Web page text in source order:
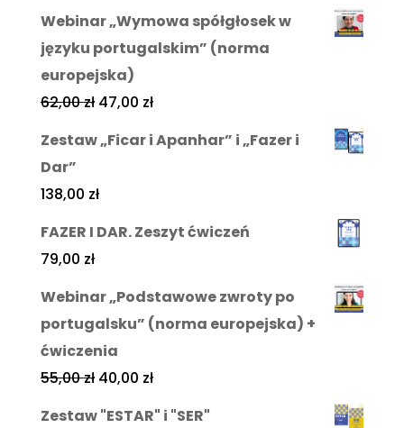
Webinar „Wymowa spółgłosek w
języku portugalskim” (norma
europejska)
62,00zł 47,00 zł
Zestaw „Ficar i Apanhar” i „Fazer i
Dar”
138,00 zł
FAZER I DAR. Zeszyt ćwiczeń
79,00 zł
Webinar „Podstawowe zwroty po
portugalsku” (norma europejska) +
ćwiczenia
55,00zł 40,00 zł
Zestaw "ESTAR" i "SER"